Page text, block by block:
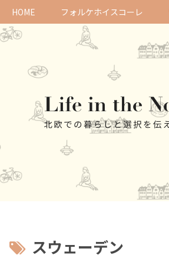
HOME フォルケホイスコーレ
スウェーデン